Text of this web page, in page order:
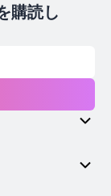
購読し